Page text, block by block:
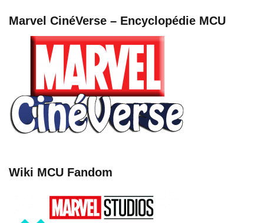
Marvel CinéVerse – Encyclopédie MCU
Wiki MCU Fandom